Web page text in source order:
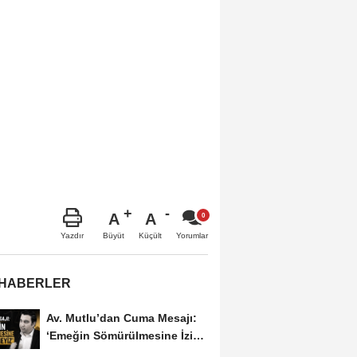
Yazdır
A
Büyüt
A
Küçült Yorumlar
Av. Mutlu’dan Cuma Mesajı:
‘Emeğin Sömürülmesine İzin